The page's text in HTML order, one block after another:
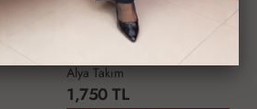
Alya Takım
1,750 TL